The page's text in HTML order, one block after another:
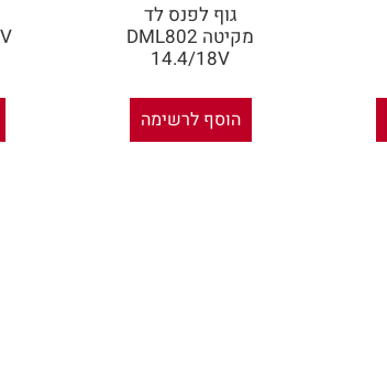
גוף לפנס לד
מקיטה DML802
14.4/18V
הוסף לרשימה